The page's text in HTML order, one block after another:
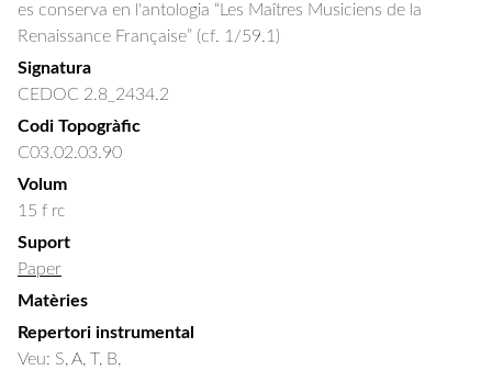
es conserva en l'antologia “Les Maîtres Musiciens de la
Renaissance Française” (cf. 1/59.1)
Signatura
CEDOC 2.8_2434.2
Codi Topogràfic
C03.02.03.90
Volum
15 f rc
Suport
Paper
Matèries
Repertori instrumental
Veu: S, A, T, B,